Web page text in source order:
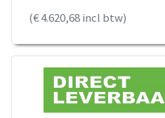
(€ 4.620,68 incl btw)